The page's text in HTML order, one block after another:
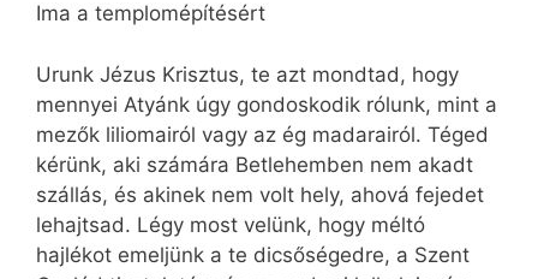
Ima a templomépítésért
Urunk Jézus Krisztus, te azt mondtad, hogy
mennyei Atyánk úgy gondoskodik rólunk, mint a
mezők liliomairól vagy az ég madarairól. Téged
kérünk, aki számára Betlehemben nem akadt
szállás, és akinek nem volt hely, ahová fejedet
lehajtsad. Légy most velünk, hogy méltó
hajlékot emeljünk a te dicsőségedre, a Szent